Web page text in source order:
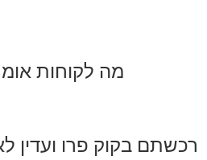
מה לקוחות
רכשתם בקוק פרו ועדין